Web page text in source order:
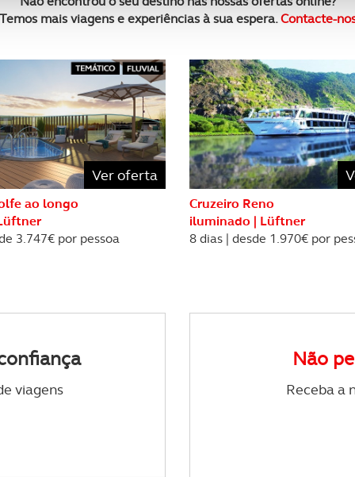
relativa à sua utilização do nosso site de
terceiros.
internacionais de dados pessoais serão realizadas
afigure estritamente necessário no contexto dos serviços a
certo tipo de Cookies e tecnologias similares pode ter
disponibilizados.
do site.
Temos mais viagens e experiências à sua espera.Contacte-
Ver oferta
ao longo
3.747€ por pessoa
Cruzeiro Reno
iluminado | Lüftner
8 dias | desde 1.970€ por
viagens
Não
Receba a